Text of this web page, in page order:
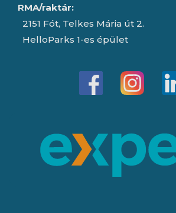
RMA/raktár:
2151 Fót, Telkes Mária út 2.
HelloParks 1-es épület